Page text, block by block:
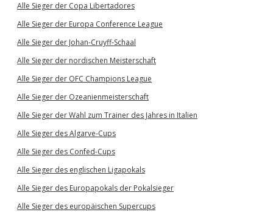
Alle Sieger der Copa Libertadores
Alle Sieger der Europa Conference League
Alle Sieger der Johan-Cruyff-Schaal
Alle Sieger der nordischen Meisterschaft
Alle Sieger der OFC Champions League
Alle Sieger der Ozeanienmeisterschaft
Alle Sieger der Wahl zum Trainer des Jahres in Italien
Alle Sieger des Algarve-Cups
Alle Sieger des Confed-Cups
Alle Sieger des englischen Ligapokals
Alle Sieger des Europapokals der Pokalsieger
Alle Sieger des europäischen Supercups